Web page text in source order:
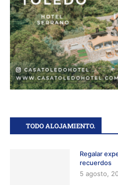
TODO ALOJAMIENTO.
Regalar
recuerdos
5 agosto,